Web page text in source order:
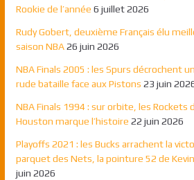
Rookie de l’année 6 juillet 2026
Rudy Gobert, deuxième Français élu
saison NBA 26 juin 2026
NBA Finals 2005 : les Spurs décrochent
rude bataille face aux Pistons 23 juin
NBA Finals 1994 : sur orbite, les Rockets
Houston marque l’histoire 22 juin 2026
Playoffs 2021 : les Bucks arrachent la
parquet des Nets, la pointure 52 de
juin 2026